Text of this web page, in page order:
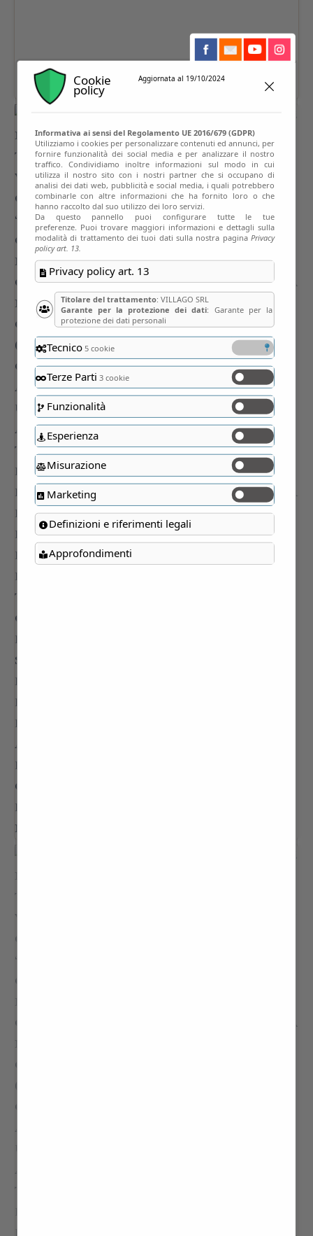
Cookie
policy
Aggiornata al 19/10/2024
Informativa ai sensi del Regolamento UE 2016/679 (GDPR)
Utilizziamo i cookies per personalizzare contenuti ed annunci, per
fornire funzionalità dei social media e per analizzare il nostro
traffico. Condividiamo inoltre informazioni sul modo in cui
utilizza il nostro sito con i nostri partner che si occupano di
analisi dei dati web, pubblicità e social media, i quali potrebbero
combinarle con altre informazioni che ha fornito loro o che
hanno raccolto dal suo utilizzo dei loro servizi.
Da questo pannello puoi configurare tutte le tue
preferenze. Puoi trovare maggiori informazioni e dettagli sulla
modalità di trattamento dei tuoi dati sulla nostra paginaPrivacy
policy art. 13.
Privacy policy art. 13
Titolare del trattamento: VILLAGO SRL
Garante per la protezione dei dati: Garante per la
protezione dei dati personali
Tecnico5 cookie
Terze Parti 3 cookie
Funzionalità
Esperienza
Misurazione
Marketing
Definizioni e riferimenti legali
Approfondimenti